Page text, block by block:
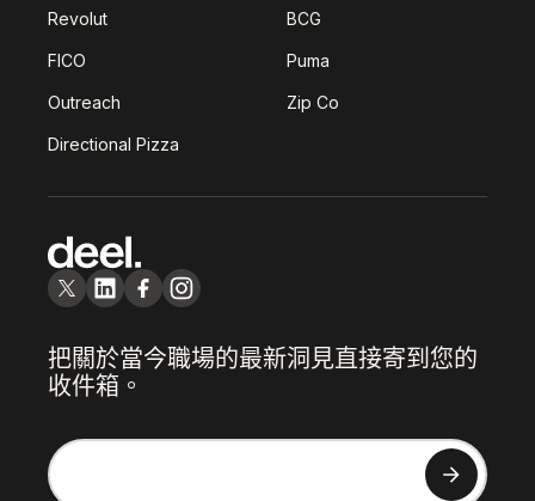
Revolut BCG
FICO Puma
Outreach Zip Co
Directional Pizza
把關於當今職場的最新洞見直接寄到您的
收件箱。